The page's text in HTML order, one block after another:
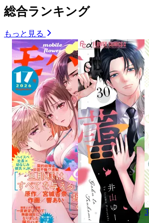
総合ランキング
もっと見る
3